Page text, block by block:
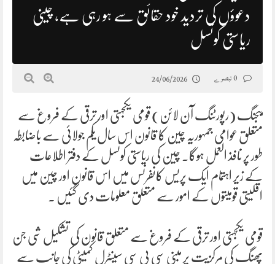
دعوؤں کی تردید خود حقائق سے ہو رہی ہے، چینی
ریاستی کونسل
24/06/2026
بیجنگ (رپورٹنگ آن لائن) قومی یکجہتی اور ترقی کے فروغ سے
متعلق عوامی جمہوریہ چین کا قانون اس سال یکم جولائی سے باضابطہ
طور پر نافذ العمل ہوگا۔ چین کی ریاستی کونسل کے دفتر اطلاعات
کے زیر اہتمام ایک پریس کانفرنس میں اس قانون اور چین میں
اقلیتی قومیتوں کے امور سے متعلق معلومات دی گئیں ۔
قومی یکجہتی اور ترقی کے فروغ سے متعلق قانون کی تشکیل شی جن
پھنگ کی مرکزیت پر مبنی سی پی سی سینٹرل کمیٹی کی جانب سے